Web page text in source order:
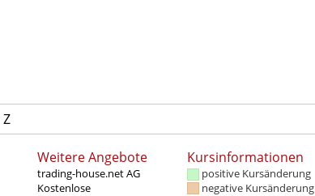
Z
Weitere Angebote
trading-house.net AG
Kostenlose
Kursinformationen
positive Kursänderung
negative Kursänderung